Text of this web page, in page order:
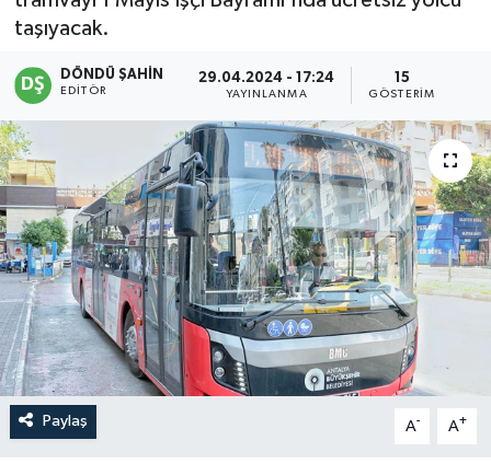
taşıyacak.
DÖNDÜ ŞAHİN
EDITÖR
29.04.2024 - 17:24
YAYINLANMA
15
GÖSTERIM
Paylaş A- A+